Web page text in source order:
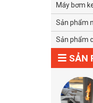
Máy bơm
Sản phẩm
Sản phẩm
SẢN
Tấm chống
nóng GM